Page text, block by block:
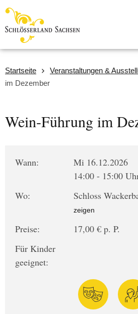
Startseite Veranstaltungen &
im Dezember
Wein-Führung im
Wann:
Mi 16.12.2026
14:00 - 15:00
Wo:
Schloss
zeigen
Preise:
17,00 € p. P.
Für Kinder
geeignet: